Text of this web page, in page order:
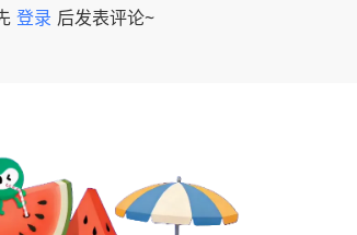
登录 后发表评论~